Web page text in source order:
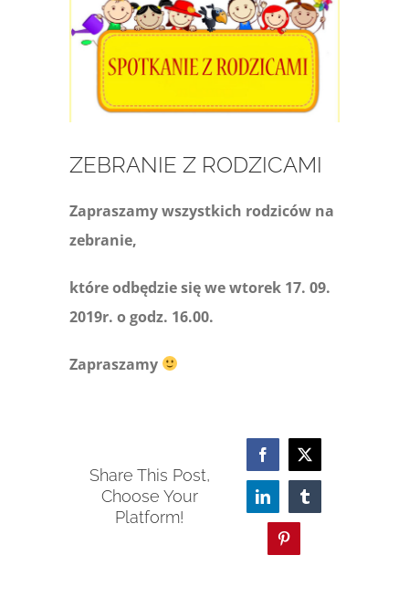
większy
obrazek
ZEBRANIE Z RODZICAMI
Zapraszamy wszystkich rodziców na
zebranie,
które odbędzie się we wtorek 17. 09.
2019r. o godz. 16.00.
Zapraszamy
Share This Post,
Choose Your
Platform!
Facebook
LinkedIn